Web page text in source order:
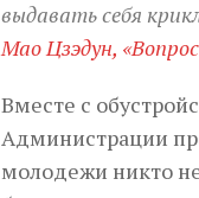
выдавать себя
Мао Цзэдун,
Вместе с
Администрации
молодежи никто